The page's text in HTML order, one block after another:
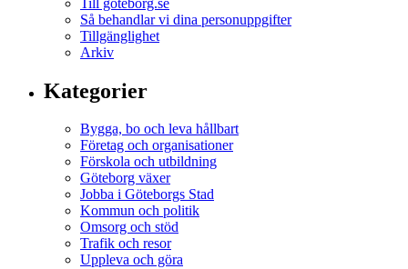
Så behandlar vi dina personuppgifter
Tillgänglighet
Arkiv
Kategorier
Bygga, bo och leva hållbart
Företag och organisationer
Förskola och utbildning
Göteborg växer
Jobba i Göteborgs Stad
Kommun och politik
Omsorg och stöd
Trafik och resor
Uppleva och göra